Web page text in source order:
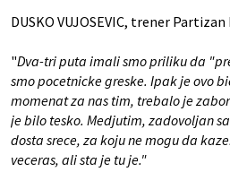
DUSKO VUJOSEVIC, trener
"Dva-tri puta imali smo priliku da
smo pocetnicke greske. Ipak je ovo
momenat za nas tim, trebalo je
je bilo tesko. Medjutim, zadovoljan
dosta srece, za koju ne mogu da
veceras, ali sta je tu je."